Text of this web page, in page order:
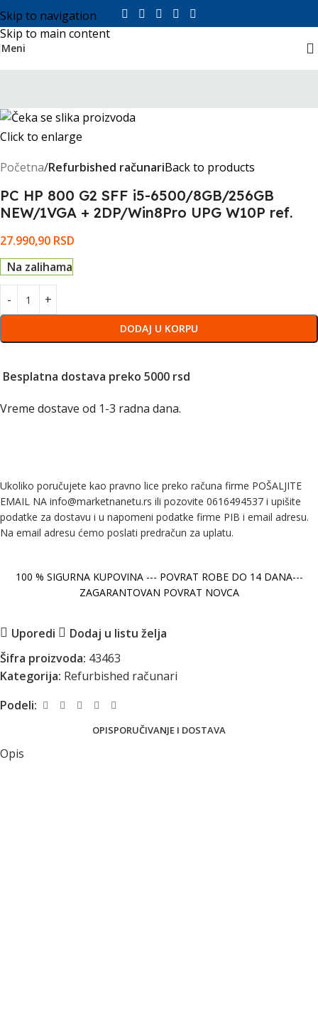
Skip to navigation
Skip to main content
Meni
Click to enlarge
Početna Refurbished računariBack to products
PC HP 800 G2 SFF i5-6500/8GB/256GB
NEW/1VGA + 2DP/Win8Pro UPG W10P ref.
27.990,90 RSD
Na zalihama
DODAJ U KORPU
Besplatna dostava preko 5000 rsd
Vreme dostave od 1-3 radna dana.
Ukoliko poručujete kao pravno lice preko računa firme POŠALJITE
EMAIL NA info@marketnanetu.rs ili pozovite 0616494537 i upišite
podatke za dostavu i u napomeni podatke firme PIB i email adresu.
Na email adresu ćemo poslati predračun za uplatu.
100 % SIGURNA KUPOVINA --- POVRAT ROBE DO 14 DANA---
ZAGARANTOVAN POVRAT NOVCA
Uporedi
Dodaj u listu želja
Šifra proizvoda: 43463
Kategorija: Refurbished računari
Podeli:
OPISPORUČIVANJE I DOSTAVA
Opis